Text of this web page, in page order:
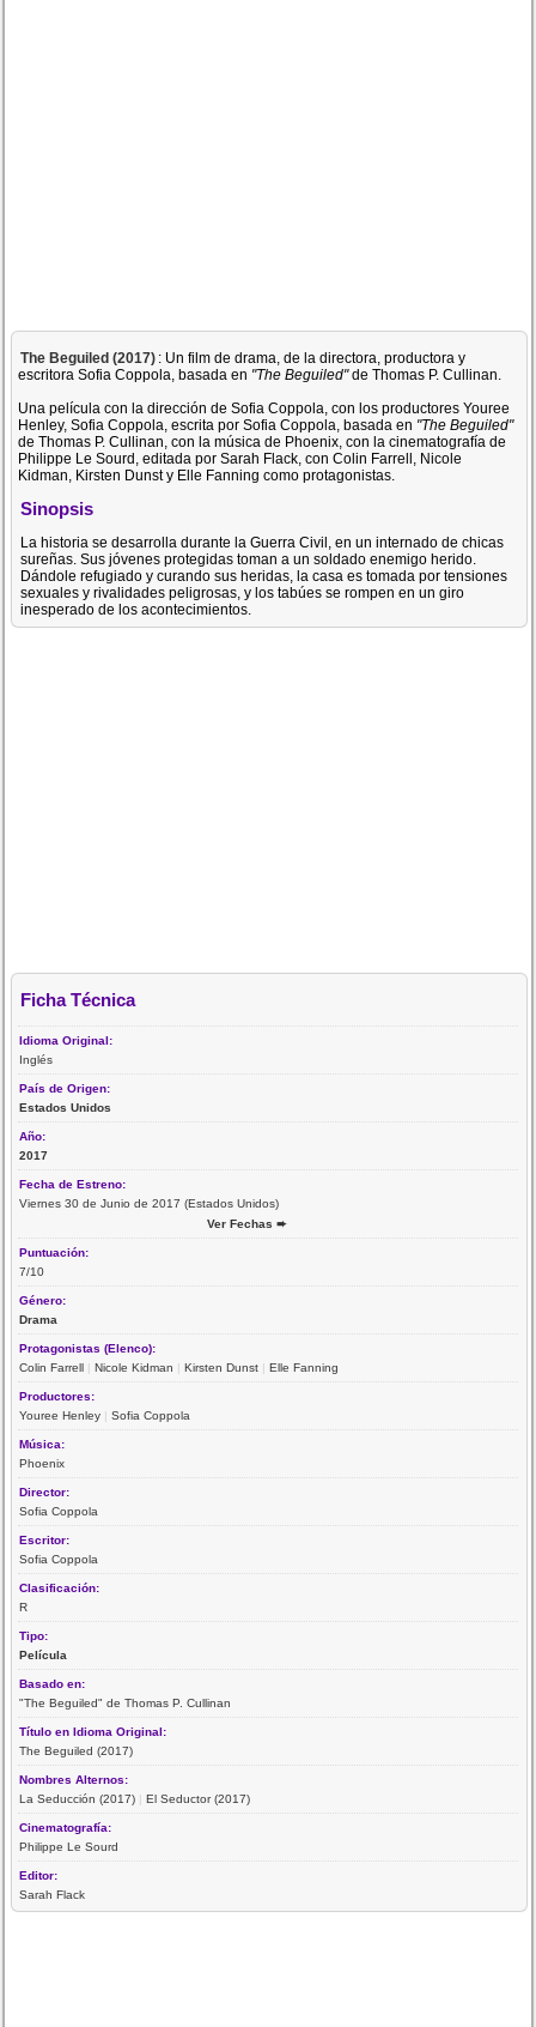
The Beguiled (2017) : Un film de drama, de la directora, productora y
escritora Sofia Coppola, basada en "The Beguiled"de Thomas P. Cullinan.
Una película con la dirección de Sofia Coppola, con los productores Youree
Henley, Sofia Coppola, escrita por Sofia Coppola, basada en "The Beguiled"
de Thomas P. Cullinan, con la música de Phoenix, con la cinematografía de
Philippe Le Sourd, editada por Sarah Flack, con Colin Farrell, Nicole
Kidman, Kirsten Dunst y Elle Fanning como protagonistas.
Sinopsis
La historia se desarrolla durante la Guerra Civil, en un internado de chicas
sureñas. Sus jóvenes protegidas toman a un soldado enemigo herido.
Dándole refugiado y curando sus heridas, la casa es tomada por tensiones
sexuales y rivalidades peligrosas, y los tabúes se rompen en un giro
inesperado de los acontecimientos.
Ficha Técnica
Idioma Original:
Inglés
País de Origen:
Estados Unidos
Año:
2017
Fecha de Estreno:
Viernes 30 de Junio de 2017 (Estados Unidos)
Ver Fechas ➨
Puntuación:
7/10
Género:
Drama
Protagonistas (Elenco):
Colin Farrell |Nicole Kidman |Kirsten Dunst |Elle Fanning
Productores:
Youree Henley |Sofia Coppola
Música:
Phoenix
Director:
Sofia Coppola
Escritor:
Sofia Coppola
Clasificación:
R
Tipo:
Película
Basado en:
"The Beguiled" de Thomas P. Cullinan
Título en Idioma Original:
The Beguiled (2017)
Nombres Alternos:
La Seducción (2017) |El Seductor (2017)
Cinematografía:
Philippe Le Sourd
Editor:
Sarah Flack